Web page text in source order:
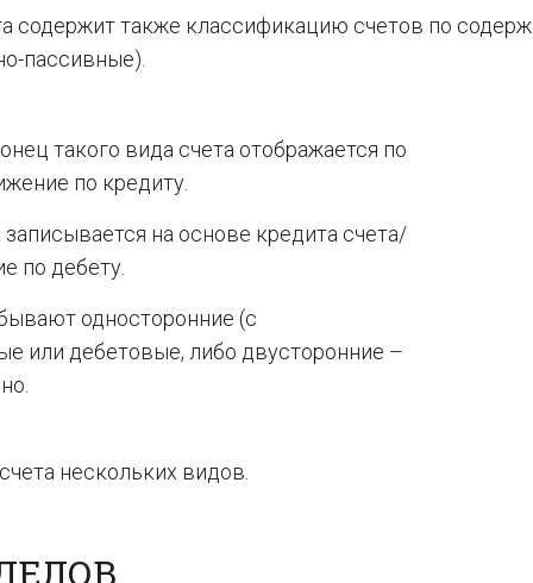
содержит также классификацию счетов по
пассивные).
такого вида счета отображается по
по кредиту.
на основе кредита счета/
по дебету.
односторонние (с
или дебетовые, либо двусторонние –
нескольких видов.